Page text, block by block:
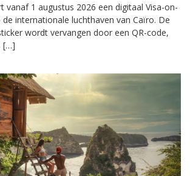
vanaf 1 augustus 2026 een digitaal Visa-on-
internationale luchthaven van Caïro. De
wordt vervangen door een QR-code,
[…]